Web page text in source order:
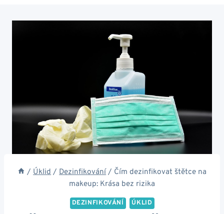
/ Úklid / Dezinfikování / Čím dezinfikovat štětce na
makeup: Krása bez rizika
DEZINFIKOVÁNÍ ÚKLID